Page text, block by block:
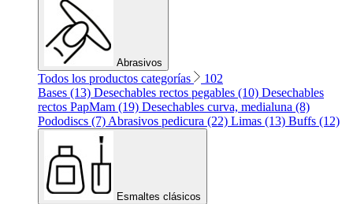
Abrasivos
Todos los productos categorías
102
Bases (13) Desechables rectos pegables (10) Desechables
rectos PapMam (19) Desechables curva, medialuna (8)
Pododiscs (7) Abrasivos pedicura (22) Limas (13) Buffs (12)
Esmaltes clásicos